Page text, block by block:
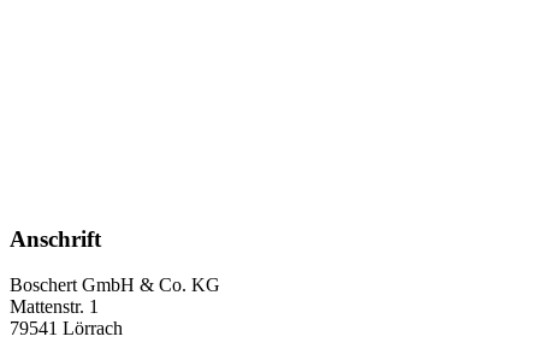
Anschrift
Boschert GmbH & Co. KG
Mattenstr. 1
79541 Lörrach